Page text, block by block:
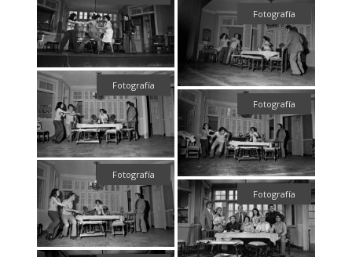
Fotografía
Fotografía
Fotografía
Fotografía
Fotografía